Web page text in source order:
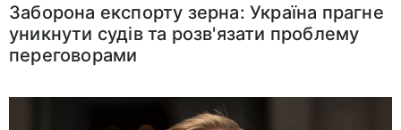
Заборона експорту зерна: Україна прагне
уникнути судів та розв'язати проблему
переговорами